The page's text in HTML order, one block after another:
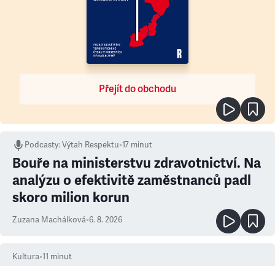
Přejít do obchodu
Podcasty:Výtah Respektu•17 minut
Bouře na ministerstvu zdravotnictví. Na
analýzu o efektivitě zaměstnanců padl
skoro milion korun
Zuzana Machálková•6. 8. 2026
Kultura•11 minut